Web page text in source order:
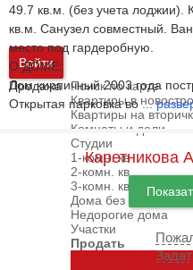
Войти
Продажа
Поиск по карте
Квартиры в
Квартиры на
Комнаты и доли
Студии
1-комн. кв
2-комн. кв
3-комн. кв
Дома без
Недорогие дома
Участки
Продать
49.7 кв.м. (без учета лоджии).
кв.м. Санузел совместный.
место под гардеробную.
О ДОМЕ:
Дом кирпичный 2003 года
Открытая парковка во ...
Каретникова